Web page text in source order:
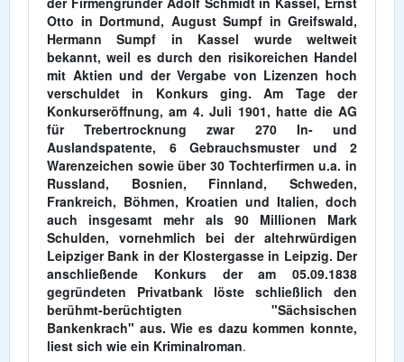
Otto in Dortmund, August Sumpf in Greifswald,
Hermann Sumpf in Kassel wurde weltweit
bekannt, weil es durch den risikoreichen Handel
mit Aktien und der Vergabe von Lizenzen hoch
verschuldet in Konkurs ging. Am Tage der
Konkurseröffnung, am 4. Juli 1901, hatte die AG
für Trebertrocknung zwar 270 In- und
Auslandspatente, 6 Gebrauchsmuster und 2
Warenzeichen sowie über 30 Tochterfirmen u.a. in
Russland, Bosnien, Finnland, Schweden,
Frankreich, Böhmen, Kroatien und Italien, doch
auch insgesamt mehr als 90 Millionen Mark
Schulden, vornehmlich bei der altehrwürdigen
Leipziger Bank in der Klostergasse in Leipzig. Der
anschließende Konkurs der am 05.09.1838
gegründeten Privatbank löste schließlich den
berühmt-berüchtigten "Sächsischen
Bankenkrach" aus. Wie es dazu kommen konnte,
liest sich wie ein Kriminalroman.